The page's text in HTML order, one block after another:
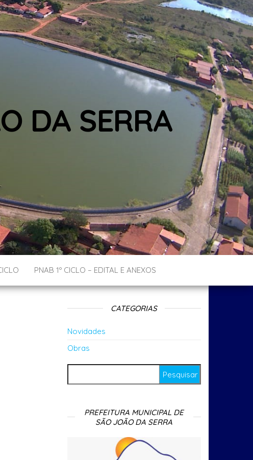
DA SERRA
PNAB 1º CICLO – EDITAL E ANEXOS
CATEGORIAS
Novidades
Obras
PREFEITURA MUNICIPAL DE
SÃO JOÃO DA SERRA